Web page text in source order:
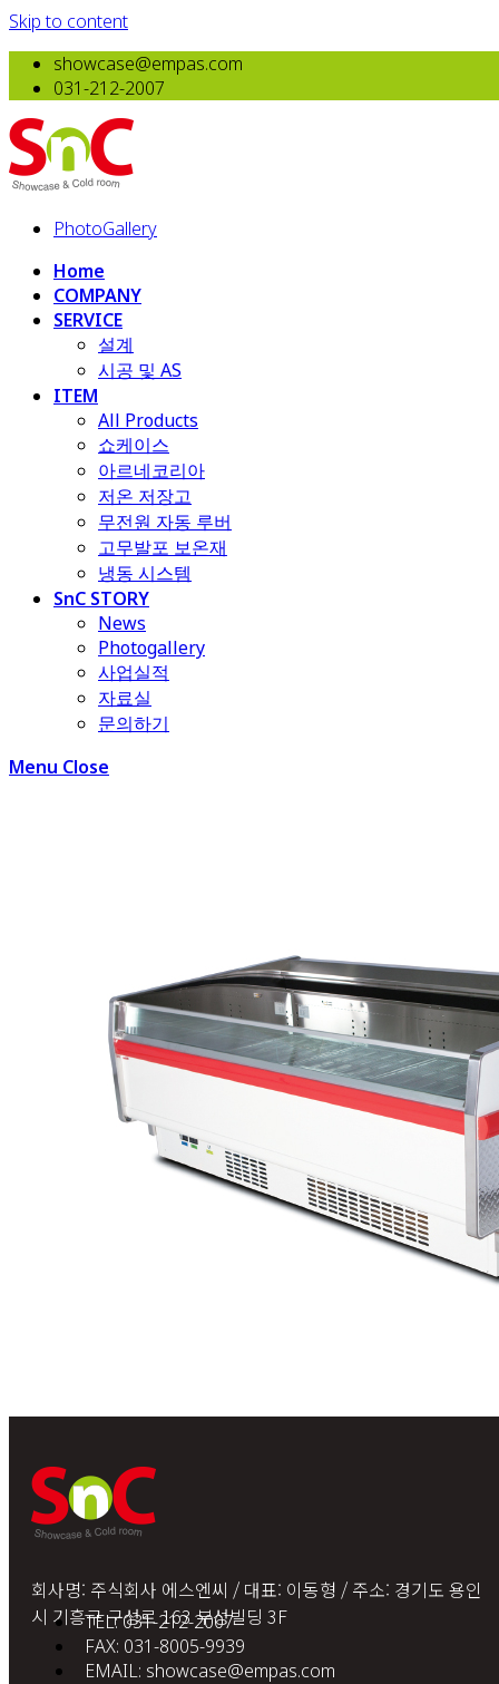
Skip to content
showcase@empas.com
031-212-2007
PhotoGallery
Home
COMPANY
SERVICE
설계
시공 및 AS
ITEM
All Products
​쇼케이스
아르네코리아
저온 저장고
무전원 자동 루버
고무발포 보온재
냉동 시스템
SnC STORY
News
Photogallery
사업실적
자료실
문의하기
Menu Close
회사명: 주식회사 에스엔씨 / 대표: 이동형 / 주소: 경기도 용인
시 기흥구 구성로 163 부성빌딩 3F
TEL: 031-212-2007
FAX: 031-8005-9939
EMAIL: showcase@empas.com